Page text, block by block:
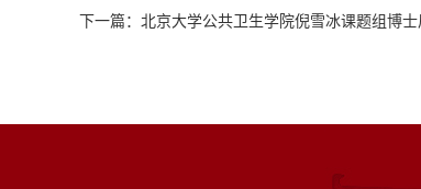
下一篇： 北京大学公共卫生学院倪雪冰课题组博